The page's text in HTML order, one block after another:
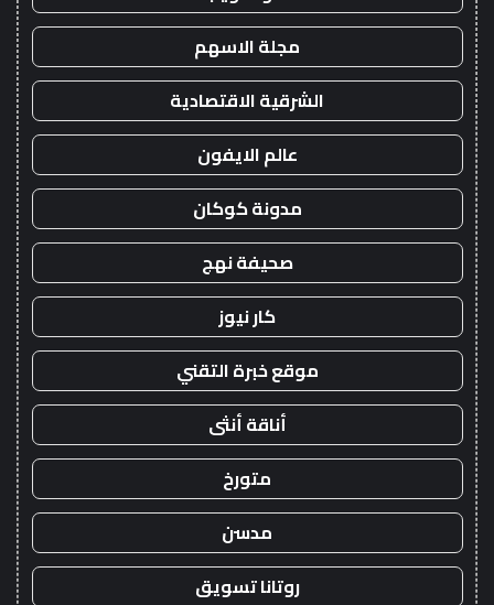
مجلة الاسهم
الشرقية الاقتصادية
عالم الايفون
مدونة كوكان
صحيفة نهج
كار نيوز
موقع خبرة التقني
أناقة أنثى
متورخ
مدسن
روتانا تسويق